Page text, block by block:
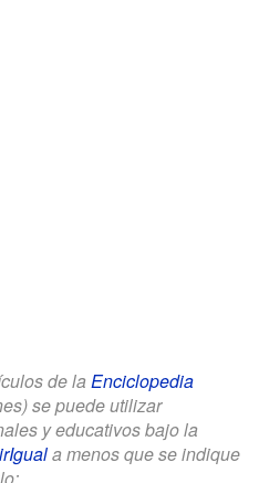
de la Enciclopedia
se puede utilizar
y educativos bajo la
a menos que se indique